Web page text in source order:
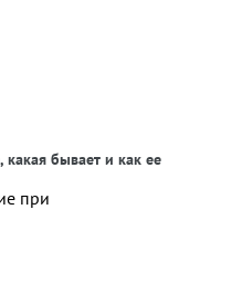
какая бывает и как ее